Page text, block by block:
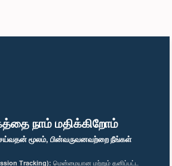
நாம் மதிக்கிறோம்
மூலம், பின்வருவனவற்றை நீங்கள்
Tracking): மென்மையான மற்றும் தனிப்பட்ட